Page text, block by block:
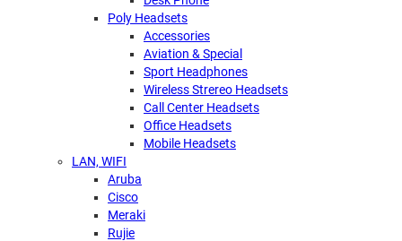
Poly Headsets
Accessories
Aviation & Special
Sport Headphones
Wireless Strereo Headsets
Call Center Headsets
Office Headsets
Mobile Headsets
LAN, WIFI
Aruba
Cisco
Meraki
Rujie